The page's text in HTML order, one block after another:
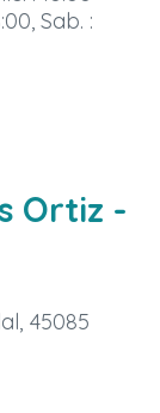
Sab. :
Ortiz -
45085